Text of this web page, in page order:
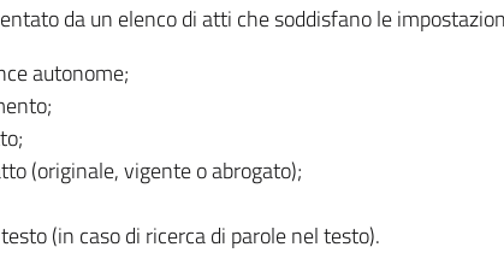
da un elenco di atti che soddisfano le
autonome;
(originale, vigente o abrogato);
(in caso di ricerca di parole nel testo).